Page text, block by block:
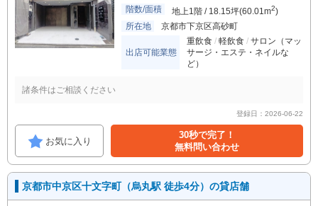
階数/面積
地上1階 / 18.15坪(60.01m2)
所在地
京都市下京区高砂町
出店可能業態
重飲食 軽飲食
サロン（マッ
サージ・エステ・ネイルな
ど）
諸条件はご相談ください
登録日：2026-06-22
お気に入り
30秒で完了！
無料問い合わせ
京都市中京区十文字町（烏丸駅 徒歩4分）の貸店舗